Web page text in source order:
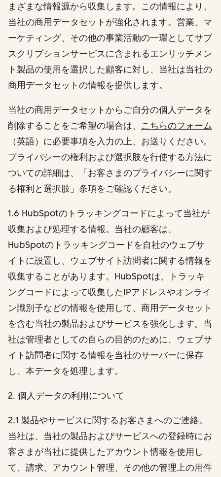
まざまな情報源から収集します。この情報により、
当社の商用データセットが強化されます。営業、マ
ーケティング、その他の事業活動の一環としてサブ
スクリプションサービスに含まれるエンリッチメン
ト製品の使用を選択した顧客に対し、当社は当社の
商用データセットの情報を提供します。
当社の商用データセットからご自分の個人データを
削除することをご希望の場合は、 こちらのフォーム
（英語）に必要事項を入力の上、お送りください。
プライバシーの権利および選択肢を行使する方法に
ついての詳細は、「お客さまのプライバシーに関す
る権利と選択肢」条項をご確認ください。
1.6 HubSpotのトラッキングコードによって当社が
収集および処理する情報。当社の顧客は、
HubSpotのトラッキングコードを自社のウェブサ
イトに設置し、ウェブサイト訪問者に関する情報を
収集することがあります。HubSpotは、トラッキ
ングコードによって収集したIPアドレスやオンライ
ン識別子などの情報を使用して、商用データセット
を含む当社の製品およびサービスを強化します。当
社は管理者としての自らの目的のために、ウェブサ
イト訪問者に関する情報を当社のサーバーに保存
し、本データを処理します。
2. 個人データの利用について
2.1 製品やサービスに関するお客さまへのご連絡。
当社は、当社の製品およびサービスへの登録時にお
客さまが当社に提供したアカウント情報を使用し
て、請求、アカウント管理、その他の管理上の用件